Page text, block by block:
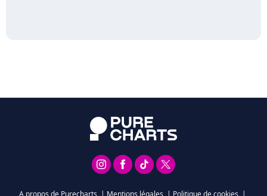
A propos de Purecharts | Mentions légales | Politique de cookies |